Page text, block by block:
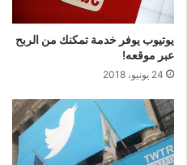
يوتيوب يوفر خدمة تمكنك من الربح
عبر موقعه!
24 يونيو، 2018